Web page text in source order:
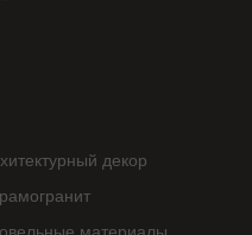
декор